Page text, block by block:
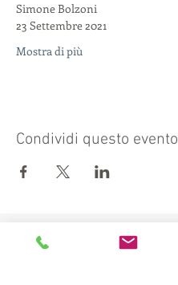
Simone Bolzoni
23 Settembre 2021
Mostra di più
Condividi questo evento